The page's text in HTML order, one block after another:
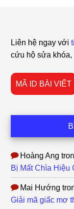
Liên hệ ngay với
cứu hộ sửa khóa,
MÃ ID BÀI VIẾT
Hoàng Ang
Bị Mất Chìa Hiệu
Mai Hướng
Giải mã giấc mơ